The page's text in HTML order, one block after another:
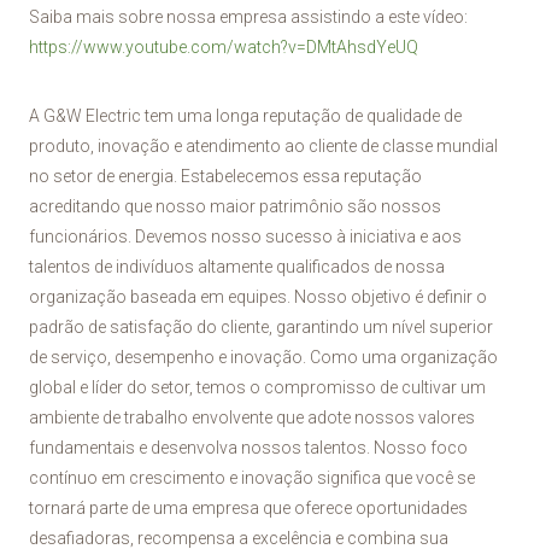
Saiba mais sobre nossa empresa assistindo a este vídeo:
https://www.youtube.com/watch?v=DMtAhsdYeUQ
A G&W Electric tem uma longa reputação de qualidade de
produto, inovação e atendimento ao cliente de classe mundial
no setor de energia. Estabelecemos essa reputação
acreditando que nosso maior patrimônio são nossos
funcionários. Devemos nosso sucesso à iniciativa e aos
talentos de indivíduos altamente qualificados de nossa
organização baseada em equipes. Nosso objetivo é definir o
padrão de satisfação do cliente, garantindo um nível superior
de serviço, desempenho e inovação. Como uma organização
global e líder do setor, temos o compromisso de cultivar um
ambiente de trabalho envolvente que adote nossos valores
fundamentais e desenvolva nossos talentos. Nosso foco
contínuo em crescimento e inovação significa que você se
tornará parte de uma empresa que oferece oportunidades
desafiadoras, recompensa a excelência e combina sua